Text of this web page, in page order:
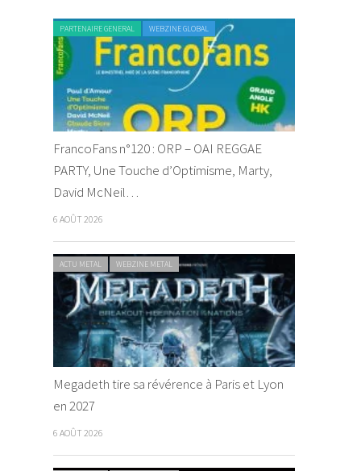
PARTENAIRE GENERAL WEBZINE GLOBAL
FrancoFans n°120 : ORP – OAI REGGAE
PARTY, Une Touche d’Optimisme, Marty,
David McNeil…
6 AOÛT 2026
ACTU METAL WEBZINE METAL
Megadeth tire sa révérence à Paris et Lyon
en 2027
6 AOÛT 2026